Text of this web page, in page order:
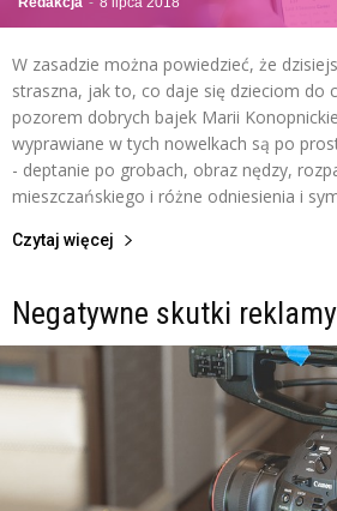
W zasadzie można powiedzieć, że
straszna, jak to, co daje się dzieciom do
pozorem dobrych bajek Marii
wyprawiane w tych nowelkach są po
- deptanie po grobach, obraz nędzy,
mieszczańskiego i różne odniesienia i
Czytaj więcej
Negatywne skutki reklamy